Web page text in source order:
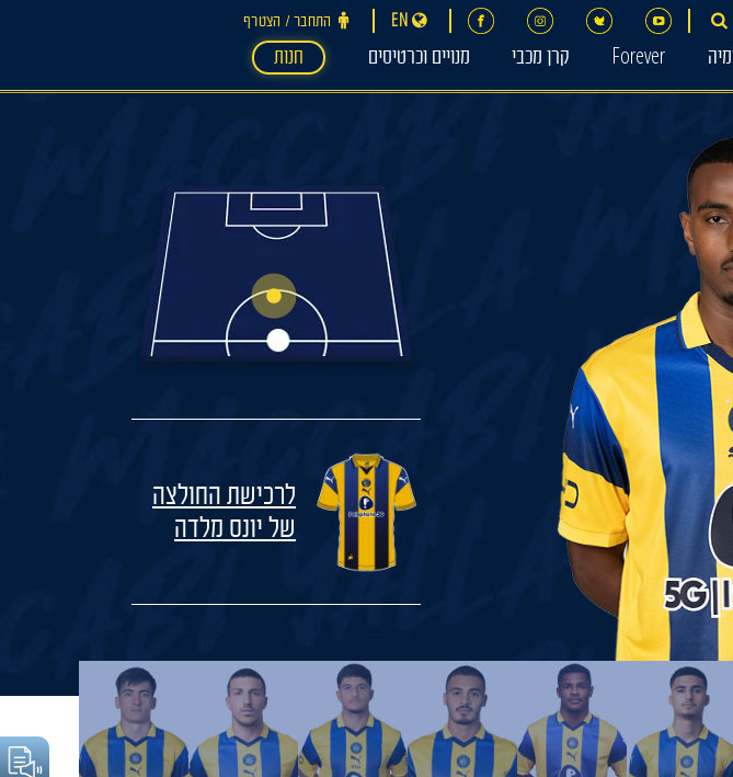
התחבר ‪/‬ הצטרף EN
Forever קרן מכבי מנויים וכרטיסים חנות
לרכישת החולצה
של יונס מלדה